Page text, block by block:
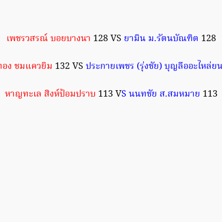
เพชรวสรณ์ บอยบางนา 128 VS ยามิน ม.รัตนบัณฑิต 128
ง ชมแควยิม 132 VS ประกายเพชร (รุ่งชัย) บุญลืออะไหล่ย
หาญทะเล สิงห์ป้อมปราบ 113 VS นนทชัย ส.สมหมาย 113